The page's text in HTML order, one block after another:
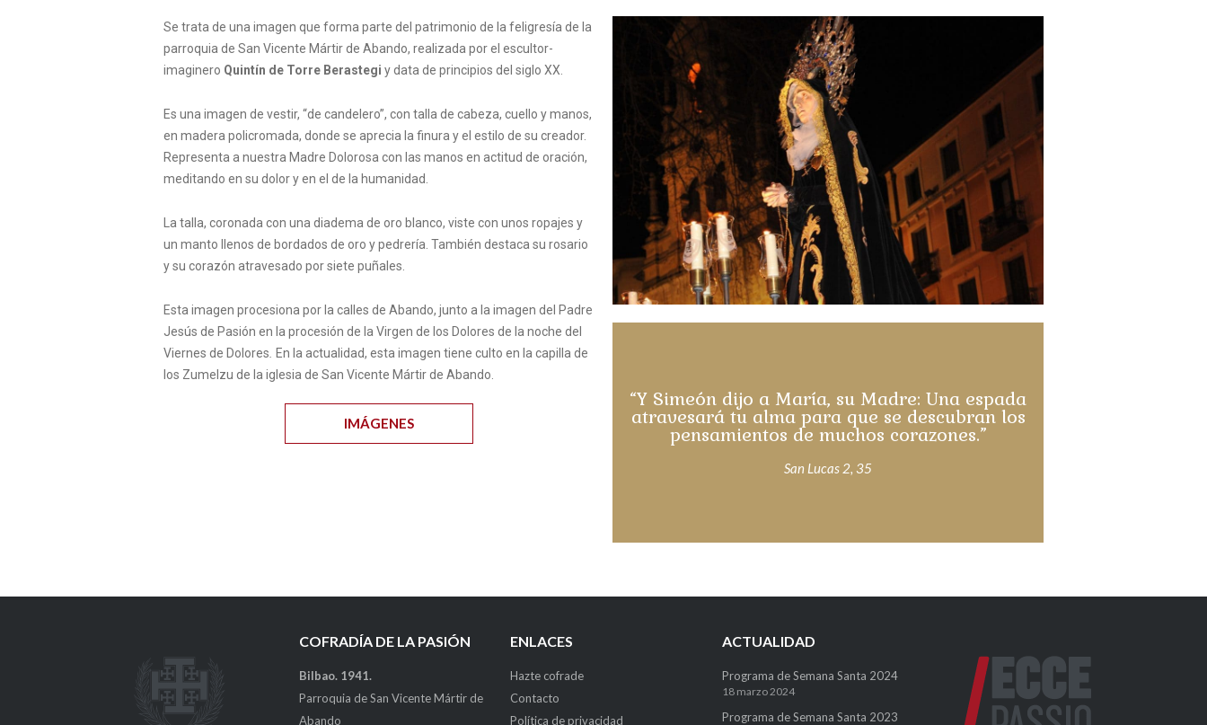
Se trata de una imagen que forma parte del patrimonio de la feligresía de la
parroquia de San Vicente Mártir de Abando, realizada por el escultor-
imaginero Quintín de Torre Berastegi y data de principios del siglo XX.
Es una imagen de vestir, “de candelero”, con talla de cabeza, cuello y manos,
en madera policromada, donde se aprecia la finura y el estilo de su creador.
Representa a nuestra Madre Dolorosa con las manos en actitud de oración,
meditando en su dolor y en el de la humanidad.
La talla, coronada con una diadema de oro blanco, viste con unos ropajes y
un manto llenos de bordados de oro y pedrería. También destaca su rosario
y su corazón atravesado por siete puñales.
Esta imagen procesiona por la calles de Abando, junto a la imagen del Padre
Jesús de Pasión en la procesión de la Virgen de los Dolores de la noche del
Viernes de Dolores. En la actualidad, esta imagen tiene culto en la capilla de
los Zumelzu de la iglesia de San Vicente Mártir de Abando.
IMÁGENES
“Y Simeón dijo a María, su Madre: Una espada
atravesará tu alma para que se descubran los
pensamientos de muchos corazones.”
San Lucas 2, 35
COFRADÍA DE LA PASIÓN
Bilbao. 1941.
Parroquia de San Vicente Mártir de
Abando
ENLACES
Hazte cofrade
Contacto
Política de privacidad
ACTUALIDAD
Programa de Semana Santa 2024
18 marzo 2024
Programa de Semana Santa 2023